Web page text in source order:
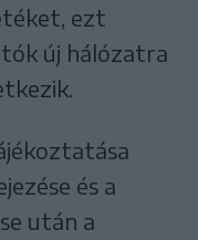
ezt
új hálózatra
és a
után a